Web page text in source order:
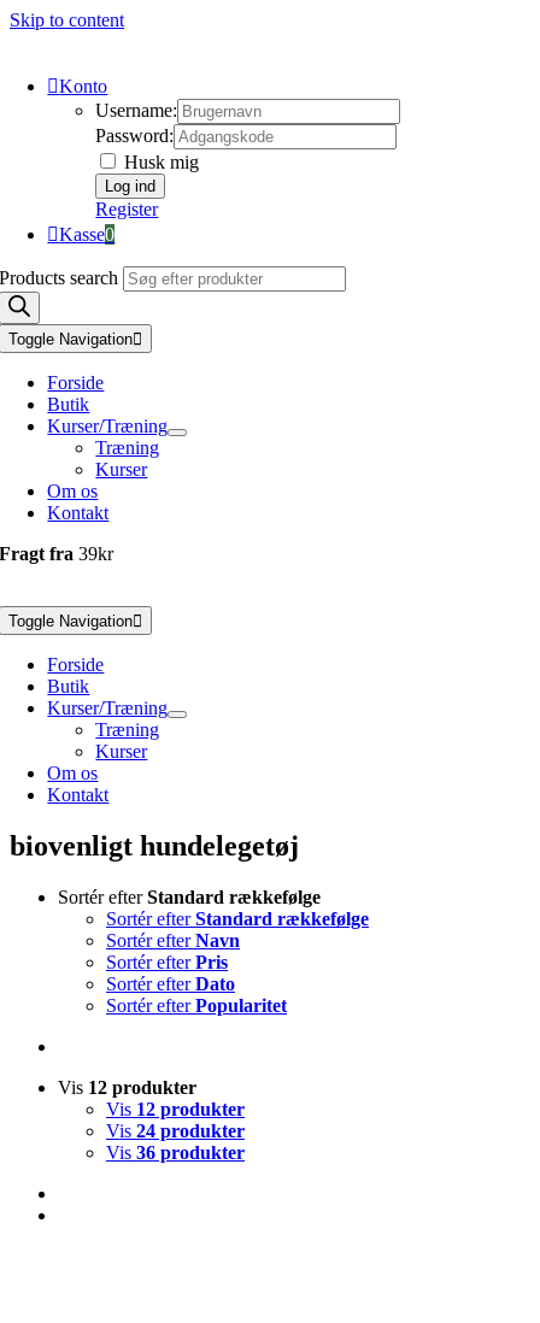
Skip to content
Konto
Username:
Password:
Husk mig
Register
Kasse0
Products search
Toggle Navigation
Forside
Butik
Kurser/Træning
Træning
Kurser
Om os
Kontakt
Fragt fra39kr
Toggle Navigation
Forside
Butik
Kurser/Træning
Træning
Kurser
Om os
Kontakt
biovenligt hundelegetøj
Sortér efterStandard rækkefølge
Sortér efterStandard rækkefølge
Sortér efterNavn
Sortér efterPris
Sortér efterDato
Sortér efterPopularitet
Vis 12 produkter
Vis 12 produkter
Vis 24 produkter
Vis 36 produkter